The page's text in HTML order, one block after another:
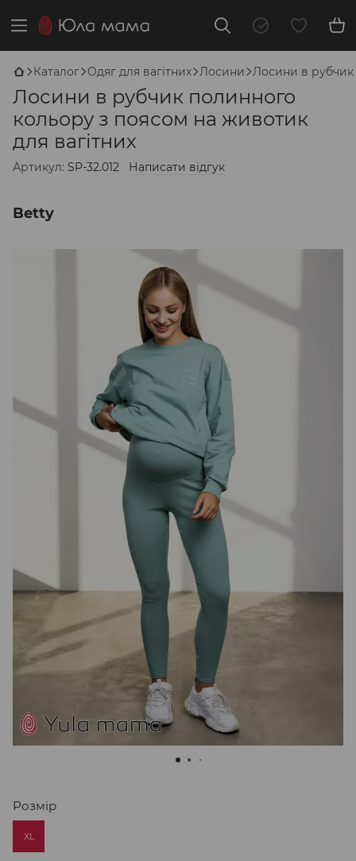
Каталог Одяг для вагітних Лосини Лосини в рубчик
Лосини в рубчик полинного
кольору з поясом на животик
для вагітних
Артикул: SP-32.012 Написати відгук
Betty
Розмір
XL